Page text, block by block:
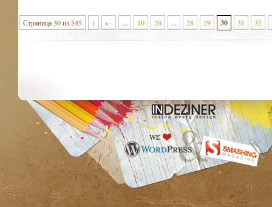
Страница 30 из 545 1 ← ... 10 20 ... 28 29 30 31 32